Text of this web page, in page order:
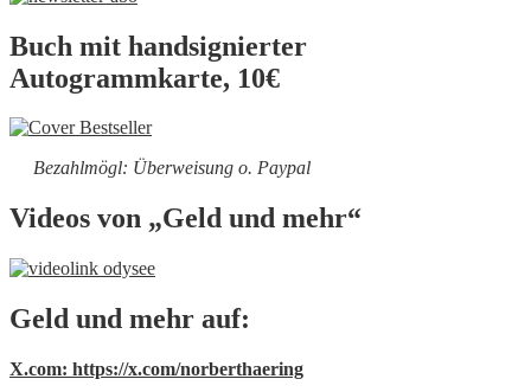
Buch mit handsignierter
Autogrammkarte, 10€
Bezahlmögl: Überweisung o. Paypal
Videos von „Geld und mehr“
Geld und mehr auf:
X.com: https://x.com/norberthaering